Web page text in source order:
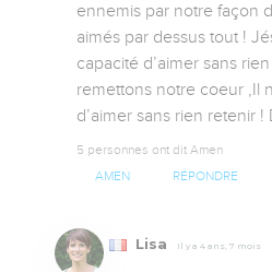
ennemis par notre façon
aimés par dessus tout !
capacité d’aimer sans
remettons notre coeur ,Il
d’aimer sans rien retenir !
5 personnes ont dit Amen
AMEN RÉPONDRE
Lisa Il y a 4 ans, 7 mois